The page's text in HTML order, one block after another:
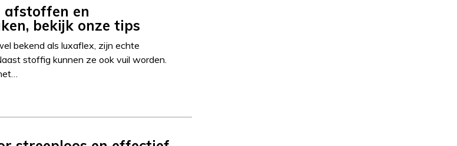
afstoffen en
bekijk onze tips
bekend als luxaflex, zijn echte
stoffig kunnen ze ook vuil worden.